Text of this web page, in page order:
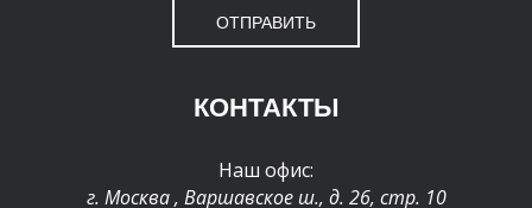
ОТПРАВИТЬ
КОНТАКТЫ
Наш офис:
г. Москва, Варшавское ш., д. 26, стр. 10